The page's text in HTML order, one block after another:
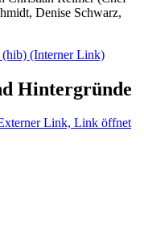
Denise Schwarz,
(hib) (Interner Link)
Hintergründe
Link, Link öffnet